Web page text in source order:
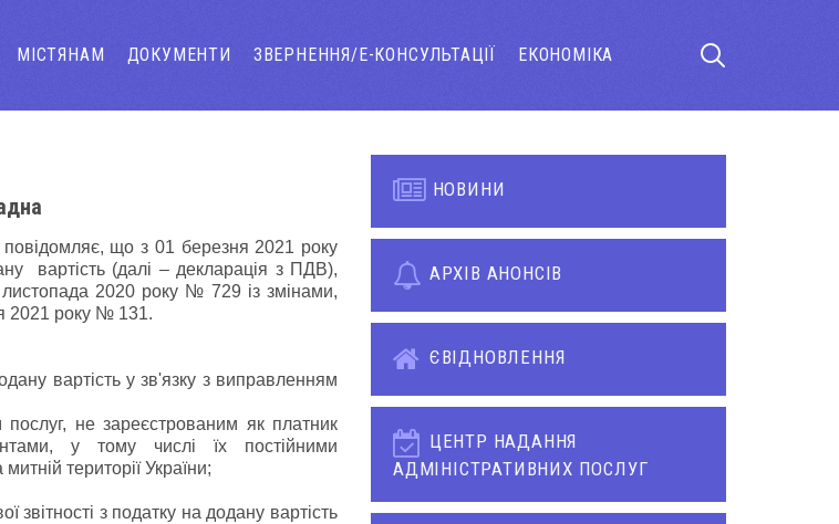
МІСТЯНАМ ДОКУМЕНТИ ЗВЕРНЕННЯ/Е-КОНСУЛЬТАЦІЇ ЕКОНОМІКА
що з 01 березня 2021 року
вартість (далі – декларація з ПДВ),
2020 року № 729 із змінами,
2021 року № 131.
вартість у зв'язку з виправленням
не зареєстрованим як платник
у тому числі їх постійними
території України;
з податку на додану вартість
НОВИНИ
АРХІВ АНОНСІВ
ЄВІДНОВЛЕННЯ
ЦЕНТР НАДАННЯ
АДМІНІСТРАТИВНИХ ПОСЛУГ